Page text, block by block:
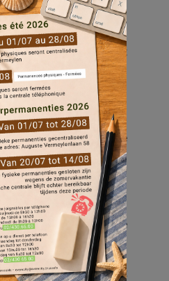
du secteur du logement
du rôle de la Fédération
de rénovation
efficacité énergétique
locataires.
nous a donné un
sur porte », Le Jules,
efficace pour répondre
nous rappellent